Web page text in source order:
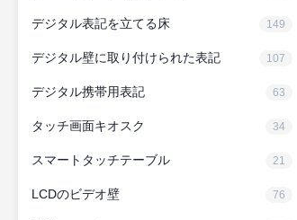
デジタル表記を立てる床 149
デジタル壁に取り付けられた表記 107
デジタル携帯用表記 63
タッチ画面キオスク 34
スマートタッチテーブル 21
LCDのビデオ壁 76